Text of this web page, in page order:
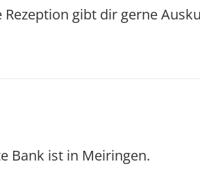
gibt dir gerne
Bank ist in Meiringen.